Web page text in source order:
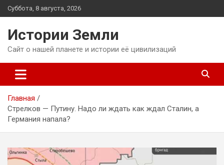
Перейти
к
Суббота, 8 августа, 2026
Истории Земли
Сайт о нашей планете и истории её цивилизаций
Главная
Стрелков — Путину. Надо ли ждать как ждал Сталин, а
Германия напала?